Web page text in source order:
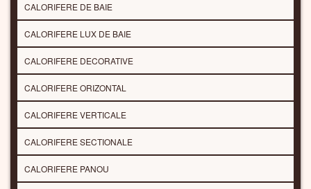
CALORIFERE DE BAIE
CALORIFERE LUX DE BAIE
CALORIFERE DECORATIVE
CALORIFERE ORIZONTAL
CALORIFERE VERTICALE
CALORIFERE SECTIONALE
CALORIFERE PANOU